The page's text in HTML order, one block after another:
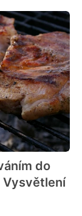
do
Vysvětlení